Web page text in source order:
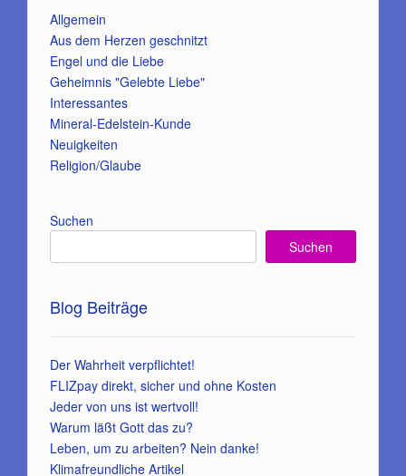
Allgemein
Aus dem Herzen geschnitzt
Engel und die Liebe
Geheimnis "Gelebte Liebe"
Interessantes
Mineral-Edelstein-Kunde
Neuigkeiten
Religion/Glaube
Suchen
Suchen
Blog Beiträge
Der Wahrheit verpflichtet!
FLIZpay direkt, sicher und ohne Kosten
Jeder von uns ist wertvoll!
Warum läßt Gott das zu?
Leben, um zu arbeiten? Nein danke!
Klimafreundliche Artikel